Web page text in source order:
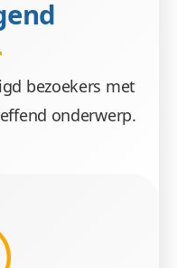
bezoekers met
onderwerp.